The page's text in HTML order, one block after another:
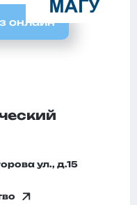
онлайн
ул., д.15